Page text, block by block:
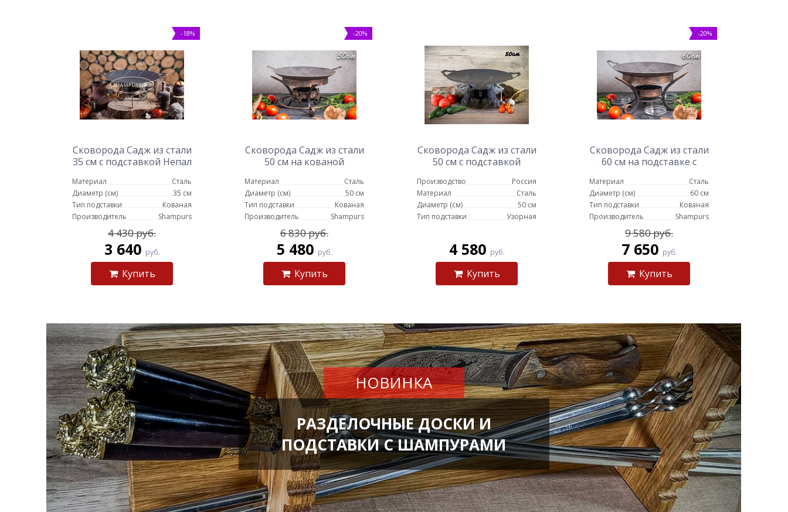
-18%
Сковорода Садж из стали
35 см с подставкой Непал
Материал
Сталь
Диаметр (см)
35 см
Тип подставки
Кованая
Производитель
Shampurs
4 430 руб.
3 640 руб.
Купить
-20%
Сковорода Садж из стали
50 см на кованой
Материал
Сталь
Диаметр (см)
50 см
Тип подставки
Кованая
Производитель
Shampurs
6 830 руб.
5 480 руб.
Купить
Сковорода Садж из стали
50 см с подставкой
Производство
Россия
Материал
Сталь
Диаметр (см)
50 см
Тип подставки
Узорная
4 580 руб.
Купить
-20%
Сковорода Садж из стали
60 см на подставке с
Материал
Сталь
Диаметр (см)
60 см
Тип подставки
Кованая
Производитель
Shampurs
9 580 руб.
7 650 руб.
Купить
НОВИНКА
РАЗДЕЛОЧНЫЕ ДОСКИ И
ПОДСТАВКИ С ШАМПУРАМИ